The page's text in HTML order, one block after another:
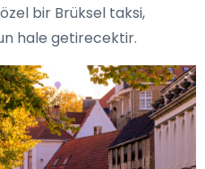
özel bir Brüksel taksi,
hale getirecektir.